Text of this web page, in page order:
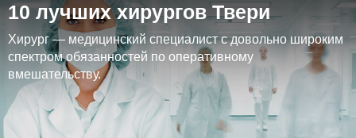
10 лучших хирургов Твери
Хирург — медицинский специалист с довольно широким
спектром обязанностей по оперативному
вмешательству.